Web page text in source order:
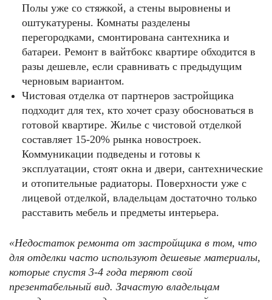
Полы уже со стяжкой, а стены выровнены и
оштукатурены. Комнаты разделены
перегородками, смонтирована сантехника и
батареи. Ремонт в вайтбокс квартире обходится в
разы дешевле, если сравнивать с предыдущим
черновым вариантом.
Чистовая отделка от партнеров застройщика
подходит для тех, кто хочет сразу обосноваться в
готовой квартире. Жилье с чистовой отделкой
составляет 15-20% рынка новостроек.
Коммуникации подведены и готовы к
эксплуатации, стоят окна и двери, сантехнические
и отопительные радиаторы. Поверхности уже с
лицевой отделкой, владельцам достаточно только
расставить мебель и предметы интерьера.
«Недостаток ремонта от застройщика в том, что
для отделки часто используют дешевые материалы,
которые спустя 3-4 года теряют свой
презентабельный вид. Зачастую владельцам